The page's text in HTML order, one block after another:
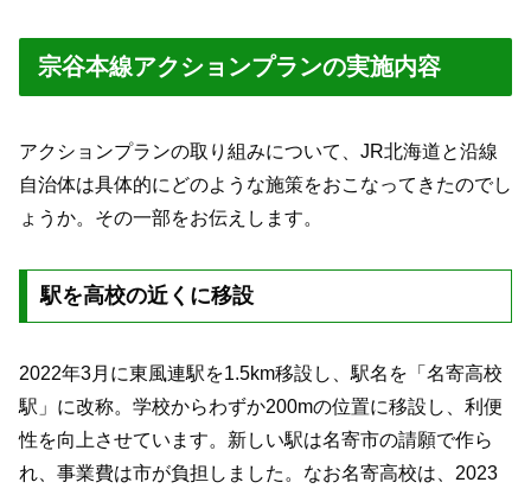
宗谷本線アクションプランの実施内容
アクションプランの取り組みについて、JR北海道と沿線
自治体は具体的にどのような施策をおこなってきたのでし
ょうか。その一部をお伝えします。
駅を高校の近くに移設
2022年3月に東風連駅を1.5km移設し、駅名を「名寄高校
駅」に改称。学校からわずか200mの位置に移設し、利便
性を向上させています。新しい駅は名寄市の請願で作ら
れ、事業費は市が負担しました。なお名寄高校は、2023